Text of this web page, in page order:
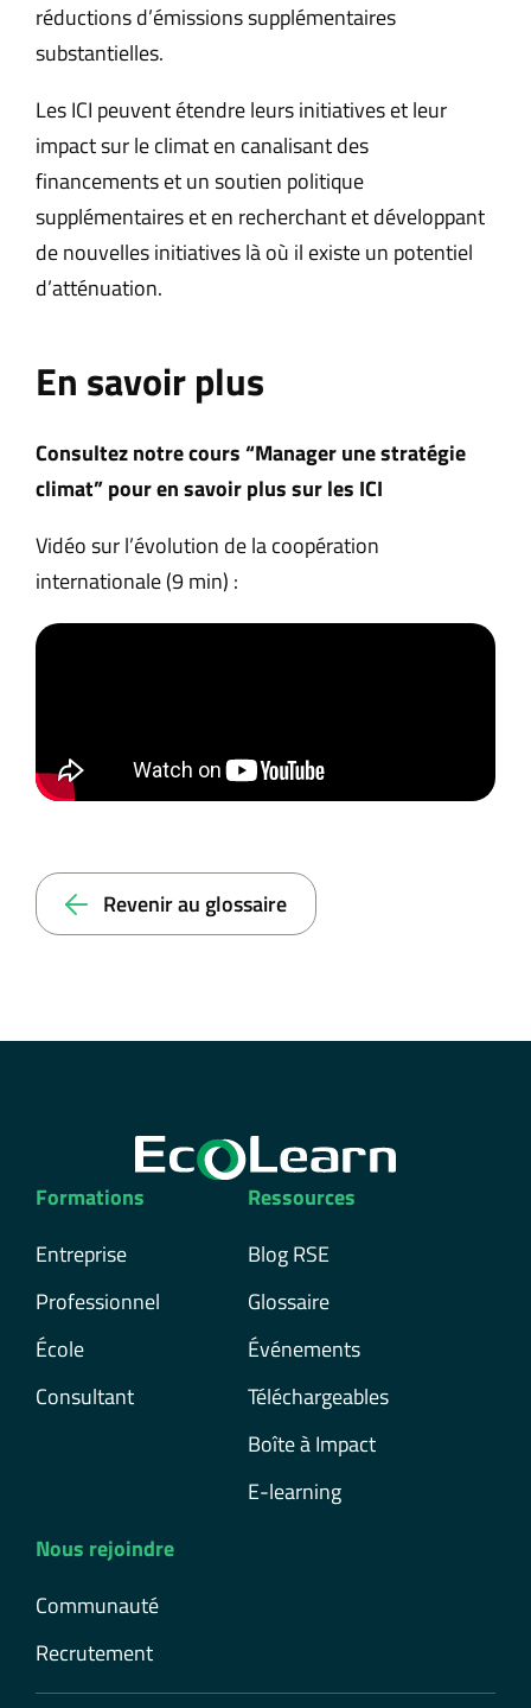
réductions d’émissions supplémentaires
substantielles.
Les ICI peuvent étendre leurs initiatives et leur
impact sur le climat en canalisant des
financements et un soutien politique
supplémentaires et en recherchant et développant
de nouvelles initiatives là où il existe un potentiel
d’atténuation.
En savoir plus
Consultez notre cours “Manager une stratégie
climat” pour en savoir plus sur les ICI
Vidéo sur l’évolution de la coopération
internationale (9 min) :
Revenir au glossaire
Formations
Entreprise
Professionnel
École
Consultant
Ressources
Blog RSE
Glossaire
Événements
Téléchargeables
Boîte à Impact
E-learning
Nous rejoindre
Communauté
Recrutement